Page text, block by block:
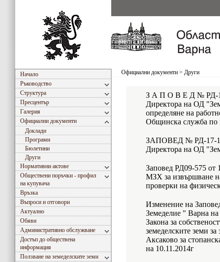
Начало
Ръководство
Структура
Пресцентър
Галерия
Официални документи
Доклади
Програми
Бюлетини
Други
Нормативни актове
Обществени поръчки - профил
на купувача
Връзка
Въпроси и отговори
Актуално
Обяви
Административно обслужване
Достъп до обществена
информация
Ползване на земеделските земи
Официални документи > Други
З А П О В Е Д № РД-
Директора на ОД
определяне на
Общинска служба по
ЗАПОВЕД № РД-17-
Директора на ОД
Заповед РД09-575 от
МЗХ за извършване
проверки на
Изменение на
Земеделие " Варна
Закона за
земеделските земи
Аксаково за
на 10.11.2014г